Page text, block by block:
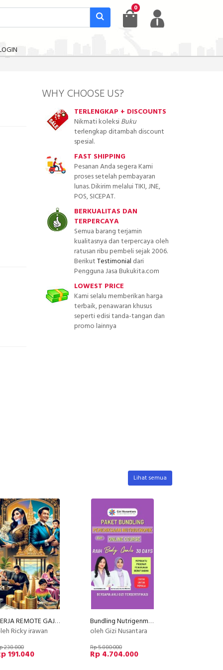
0
WHY CHOOSE US?
TERLENGKAP + DISCOUNTS
Nikmati koleksiBuku
terlengkap ditambah discount
spesial.
FAST SHIPPING
Pesanan Anda segera Kami
proses setelah pembayaran
lunas. Dikirim melalui TIKI, JNE,
POS, SICEPAT.
BERKUALITAS DAN
TERPERCAYA
Semua barang terjamin
kualitasnya dan terpercaya oleh
ratusan ribu pembeli sejak 2006.
BerikutTestimonial dari
Pengguna Jasa Bukukita.com
LOWEST PRICE
Kami selalu memberikan harga
terbaik, penawaran khusus
seperti edisi tanda-tangan dan
promo lainnya
Lihat semua
KERJA REMOTE GAJI PULUHAN JUTA TANPA INTERVIEW
Ricky irawan
238.800
191.040
Bundling Nutrigenme + Meraih Body Goals dalam 30 hari bersama Ahli Gizi
oleh Gizi Nusantara
Rp 5.880.000
Rp 4.704.000